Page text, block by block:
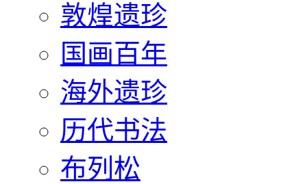
敦煌遗珍
国画百年
海外遗珍
历代书法
布列松